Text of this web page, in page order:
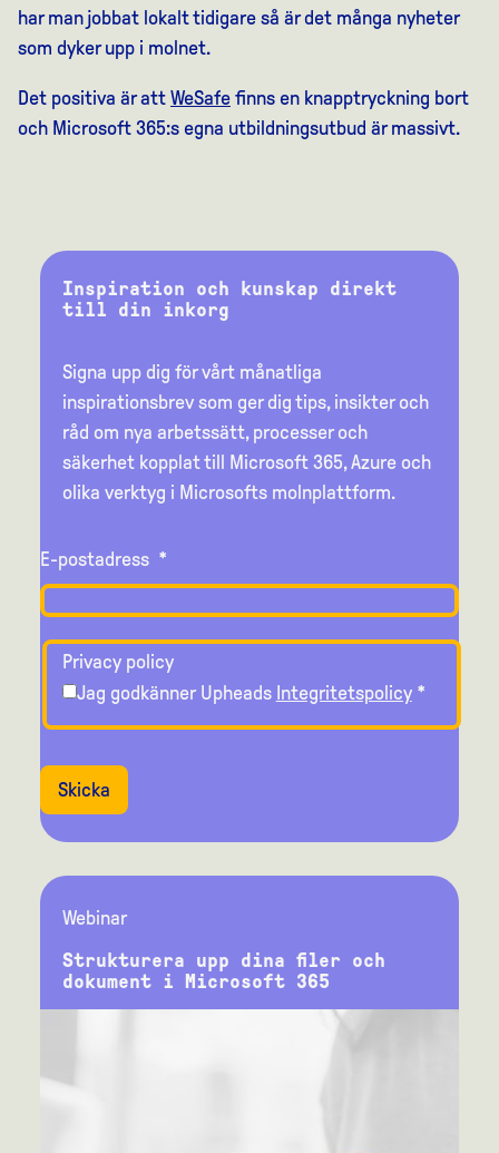
har man jobbat lokalt tidigare så är det många nyheter
som dyker upp i molnet.
Det positiva är att WeSafe finns en knapptryckning bort
och Microsoft 365:s egna utbildningsutbud är massivt.
Inspiration och kunskap direkt
till din inkorg
Signa upp dig för vårt månatliga
inspirationsbrev som ger dig tips, insikter och
råd om nya arbetssätt, processer och
säkerhet kopplat till Microsoft 365, Azure och
olika verktyg i Microsofts molnplattform.
E-postadress *
Privacy policy
Jag godkänner Upheads Integritetspolicy*
Skicka
Webinar
Strukturera upp dina filer och
dokument i Microsoft 365